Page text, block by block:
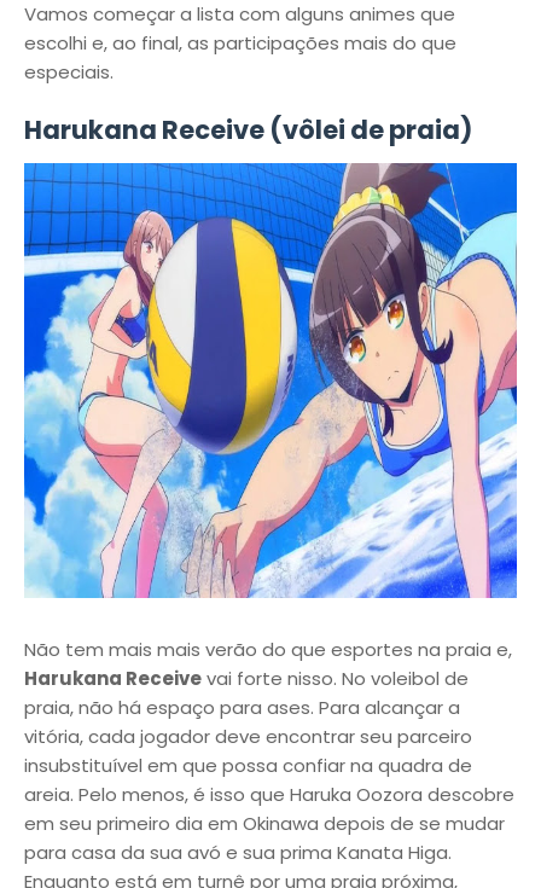
Vamos começar a lista com alguns animes que
escolhi e, ao final, as participações mais do que
especiais.
Harukana Receive (vôlei de praia)
Não tem mais mais verão do que esportes na praia e,
Harukana Receivevai forte nisso. No voleibol de
praia, não há espaço para ases. Para alcançar a
vitória, cada jogador deve encontrar seu parceiro
insubstituível em que possa confiar na quadra de
areia. Pelo menos, é isso que Haruka Oozora descobre
em seu primeiro dia em Okinawa depois de se mudar
para casa da sua avó e sua prima Kanata Higa.
Enquanto está em turnê por uma praia próxima,